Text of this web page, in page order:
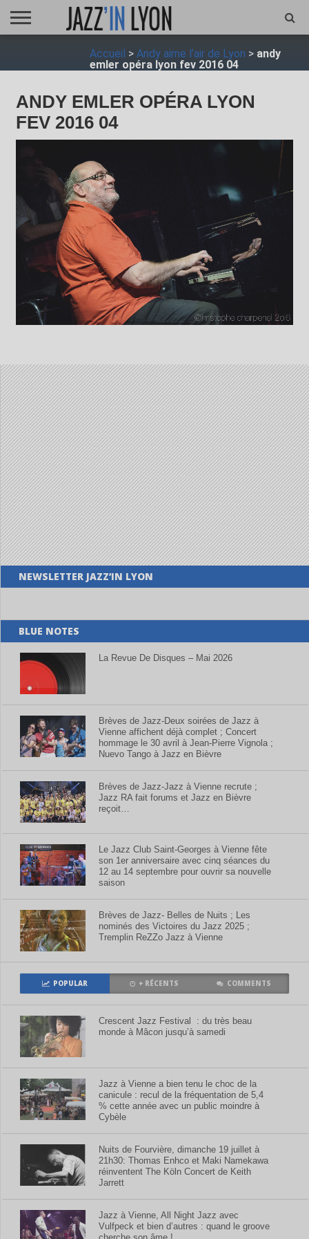
JAZZ
Accueil > Andy aime l’air de Lyon > andy
emler opéra lyon fev 2016 04
ANDY EMLER OPÉRA LYON
FEV 2016 04
NEWSLETTER JAZZ’IN LYON
BLUE NOTES
La Revue De Disques – Mai 2026
Brèves de Jazz-Deux soirées de Jazz à
Vienne affichent déjà complet ; Concert
hommage le 30 avril à Jean-Pierre Vignola ;
Nuevo Tango à Jazz en Bièvre
Brèves de Jazz-Jazz à Vienne recrute ;
Jazz RA fait forums et Jazz en Bièvre
reçoit…
Le Jazz Club Saint-Georges à Vienne fête
son 1er anniversaire avec cinq séances du
12 au 14 septembre pour ouvrir sa nouvelle
saison
Brèves de Jazz- Belles de Nuits ; Les
nominés des Victoires du Jazz 2025 ;
Tremplin ReZZo Jazz à Vienne
POPULAR + RÉCENTS COMMENTS
Crescent Jazz Festival : du très beau
monde à Mâcon jusqu’à samedi
Jazz à Vienne a bien tenu le choc de la
canicule : recul de la fréquentation de 5,4
% cette année avec un public moindre à
Cybèle
Nuits de Fourvière, dimanche 19 juillet à
21h30: Thomas Enhco et Maki Namekawa
réinventent The Köln Concert de Keith
Jarrett
Jazz à Vienne, All Night Jazz avec
Vulfpeck et bien d’autres : quand le groove